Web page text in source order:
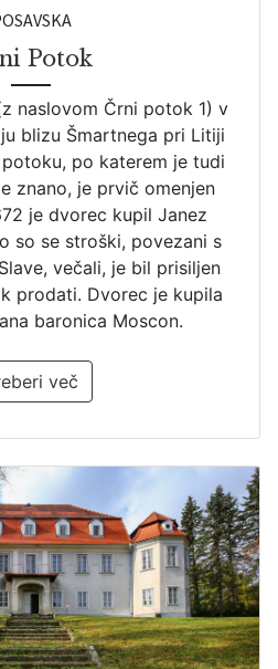
Potok
naslovom Črni potok 1) v
blizu Šmartnega pri Litiji
po katerem je tudi
znano, je prvič omenjen
je dvorec kupil Janez
so se stroški, povezani s
večali, je bil prisiljen
prodati. Dvorec je kupila
baronica Moscon.
več